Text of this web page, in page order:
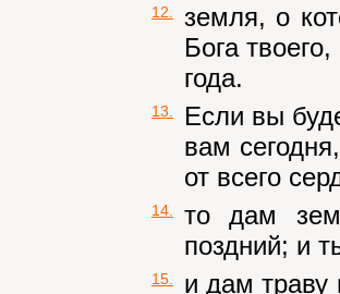
12.
земля, о
Бога
года.
13.
Если вы
вам
от всего
14.
то дам
поздний; и
15.
и дам траву